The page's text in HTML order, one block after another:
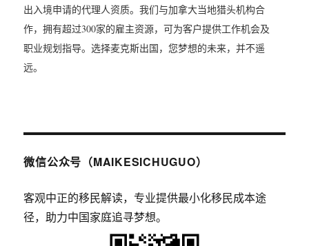
出入境申请的代理人资质。我们与加拿大当地猎头机构合
作，拥有超过300家的雇主资源，可为客户提供工作机会及
职业规划指导。选择麦克斯出国，您梦想的未来，并不遥
远。
微信公众号（MAIKESICHUGUO）
客观中正的移民解读，专业提供最小化移民成本途
径，助力中国家庭追寻梦想。